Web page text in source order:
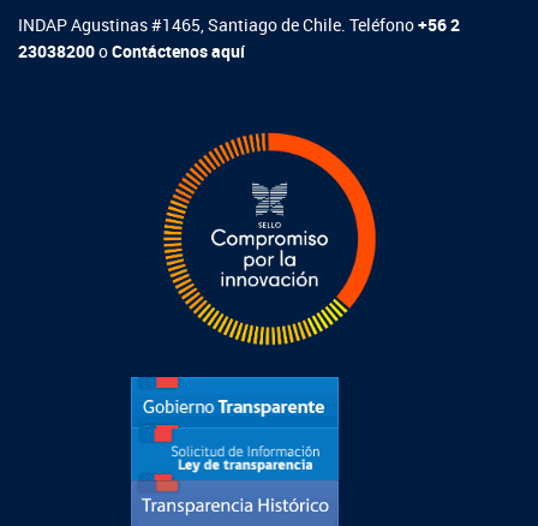
INDAP Agustinas #1465, Santiago de Chile. Teléfono+56 2
23038200oContáctenos aquí